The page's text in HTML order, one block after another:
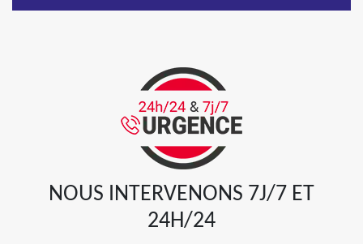
NOUS INTERVENONS 7J/7 ET
24H/24